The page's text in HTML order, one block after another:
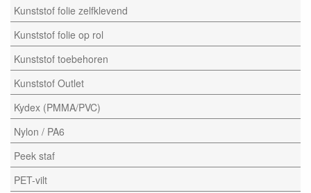
Kunststof folie zelfklevend
Kunststof folie op rol
Kunststof toebehoren
Kunststof Outlet
Kydex (PMMA/PVC)
Nylon / PA6
Peek staf
PET-vilt